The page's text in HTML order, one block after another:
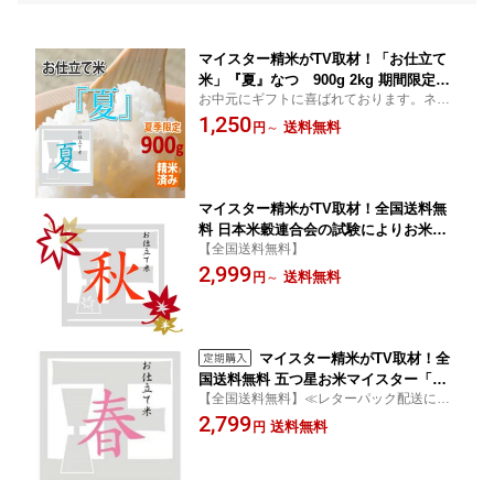
マイスター精米がTV取材！「お仕立て
米」『夏』なつ 900g 2kg 期間限定
胚芽と糠を残した特殊精米のため炊き上
がりは若干色がつきます。
お中元にギフトに喜ばれております。ネコ
ポス配送につきポスト投函・同梱・代引
き・日時指定不可
1,250円 ～ 送料無料
マイスター精米がTV取材！全国送料無
料 日本米穀連合会の試験によりお米に
関する知識、技、経験を有した人に与え
られる最高名誉全国に374人五つ星お米
【全国送料無料】
2,999円 ～ 送料無料
マイスター精米がTV取材！全
国送料無料 五つ星お米マイスター「お
仕立て米」シリーズ『春』2kg 【ミルキ
ークイーン】【こしひかり】【ひとめぼ
【全国送料無料】≪レターパック配送につ
き、代金引換＆お届日時指定＆同梱不可≫
2,799円 送料無料